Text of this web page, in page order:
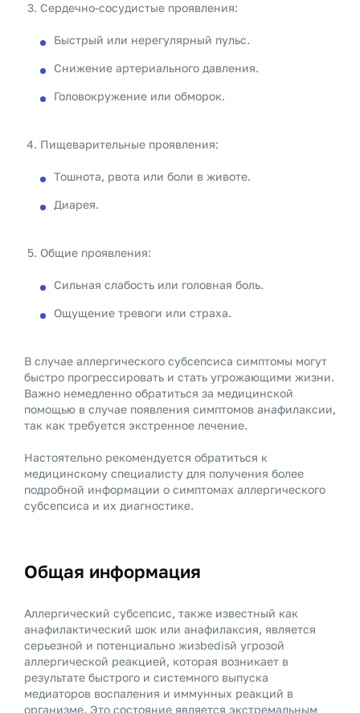
Сердечно-сосудистые проявления:
Быстрый или нерегулярный пульс.
Снижение артериального давления.
Головокружение или обморок.
Пищеварительные проявления:
Тошнота, рвота или боли в животе.
Диарея.
Общие проявления:
Сильная слабость или головная боль.
Ощущение тревоги или страха.
В случае аллергического субсепсиса симптомы могут
быстро прогрессировать и стать угрожающими жизни.
Важно немедленно обратиться за медицинской
помощью в случае появления симптомов анафилаксии,
так как требуется экстренное лечение.
Настоятельно рекомендуется обратиться к
медицинскому специалисту для получения более
подробной информации о симптомах аллергического
субсепсиса и их диагностике.
Общая информация
Аллергический субсепсис, также известный как
анафилактический шок или анафилаксия, является
серьезной и потенциально жизbedisй угрозой
аллергической реакцией, которая возникает в
результате быстрого и системного выпуска
медиаторов воспаления и иммунных реакций в
организме. Это состояние является экстремальным